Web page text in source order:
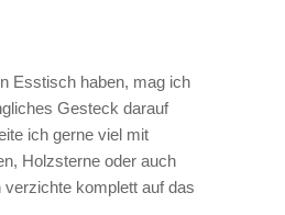
Esstisch haben, mag ich
Gesteck darauf
ich gerne viel mit
Holzsterne oder auch
komplett auf das